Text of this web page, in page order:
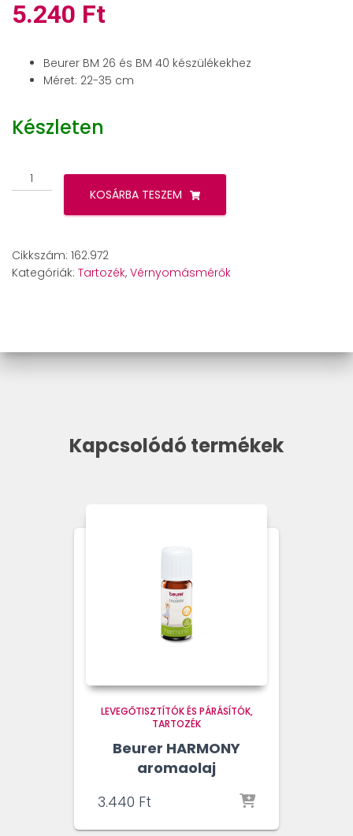
5.240 Ft
Beurer BM 26 és BM 40 készülékekhez
Méret: 22-35 cm
Készleten
Beurer
BM
40
mandzsetta
KOSÁRBA TESZEM
Cikkszám: 162.972
Kategóriák: Tartozék, Vérnyomásmérők
Kapcsolódó termékek
LEVEGŐTISZTÍTÓK ÉS PÁRÁSÍTÓK
TARTOZÉK
Beurer HARMONY
aromaolaj
3.440 Ft